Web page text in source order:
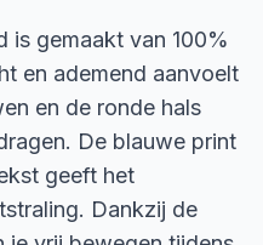
is gemaakt van 100%
en ademend aanvoelt
en de ronde hals
De blauwe print
geeft het
Dankzij de